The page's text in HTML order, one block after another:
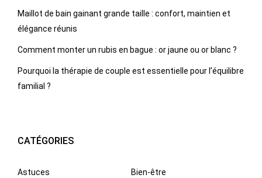
Maillot de bain gainant grande taille : confort, maintien et
élégance réunis
Comment monter un rubis en bague : or jaune ou or blanc ?
Pourquoi la thérapie de couple est essentielle pour l’équilibre
familial ?
CATÉGORIES
Astuces Bien-être